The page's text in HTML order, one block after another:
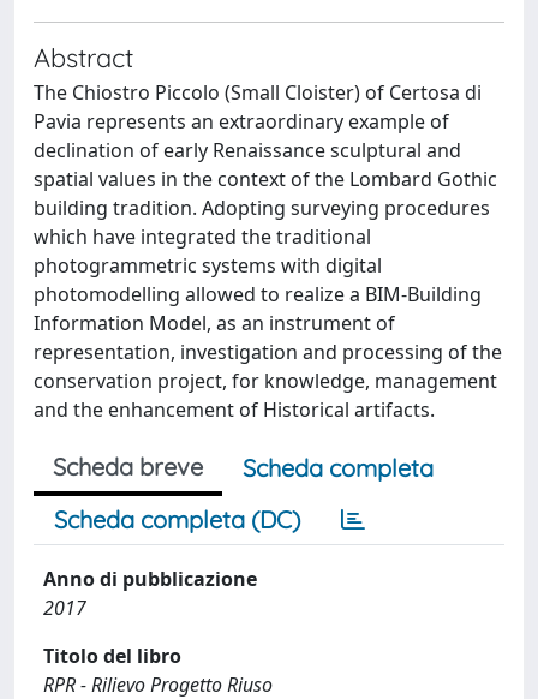
Abstract
The Chiostro Piccolo (Small Cloister) of Certosa di
Pavia represents an extraordinary example of
declination of early Renaissance sculptural and
spatial values in the context of the Lombard Gothic
building tradition. Adopting surveying procedures
which have integrated the traditional
photogrammetric systems with digital
photomodelling allowed to realize a BIM-Building
Information Model, as an instrument of
representation, investigation and processing of the
conservation project, for knowledge, management
and the enhancement of Historical artifacts.
Scheda breve
Scheda completa
Scheda completa (DC)
Anno di pubblicazione
2017
Titolo del libro
RPR - Rilievo Progetto Riuso